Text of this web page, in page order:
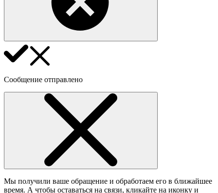
Сообщение отправлено
Мы получили ваше обращение и обработаем его в ближайшее
время. А чтобы оставаться на связи, кликайте на иконку и